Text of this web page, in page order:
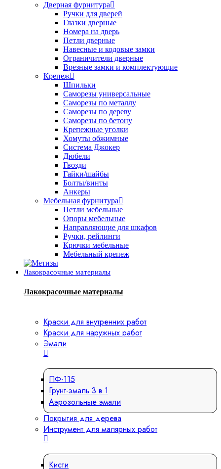
Дверная фурнитура
Ручки для дверей
Глазки дверные
Номера на дверь
Петли дверные
Навесные и кодовые замки
Ограничители дверные
Врезные замки и комплектующие
Крепеж
Шпильки
Саморезы универсальные
Саморезы по металлу
Саморезы по дереву
Саморезы по бетону
Крепежные уголки
Хомуты обжимные
Система Джокер
Дюбели
Гвозди
Гайки/шайбы
Болты/винты
Анкеры
Мебельная фурнитура
Петли мебельные
Опоры мебельные
Направляющие для шкафов
Ручки, рейлинги
Крючки мебельные
Мебельный крепеж
Лакокрасочные материалы
Лакокрасочные материалы
Краски для внутренних работ
Краски для наружных работ
Эмали
ПФ-115
Грунт-эмаль 3 в 1
Аэрозольные эмали
Покрытия для дерева
Инструмент для малярных работ
Кисти